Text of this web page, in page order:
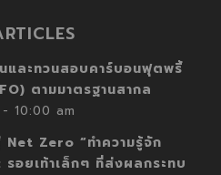
นและทวนสอบคาร์บอนฟุตพริ้
ตามมาตรฐานสากล
10:00 am
Net Zero “ทำความรู้จัก
อยเท้าเล็กๆ ที่ส่งผลกระทบ